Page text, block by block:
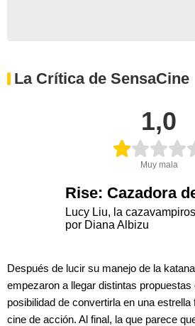
La Crítica de SensaCine
1,0
Muy mala
Rise: Cazadora
Lucy Liu, la cazavampiros
por Diana Albizu
Después de lucir su manejo de la
empezaron a llegar distintas propuestas
posibilidad de convertirla en una
cine de acción. Al final, la que parece